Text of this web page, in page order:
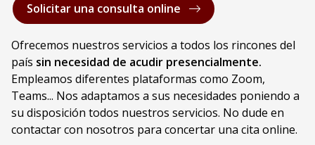
Solicitar una consulta online
Ofrecemos nuestros servicios a todos los rincones del
país sin necesidad de acudir presencialmente.
Empleamos diferentes plataformas como Zoom,
Teams... Nos adaptamos a sus necesidades poniendo a
su disposición todos nuestros servicios. No dude en
contactar con nosotros para concertar una cita online.